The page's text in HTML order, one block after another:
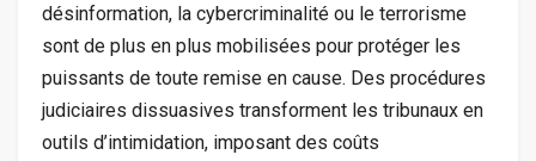
désinformation, la cybercriminalité ou le terrorisme
sont de plus en plus mobilisées pour protéger les
puissants de toute remise en cause. Des procédures
judiciaires dissuasives transforment les tribunaux en
outils d’intimidation, imposant des coûts